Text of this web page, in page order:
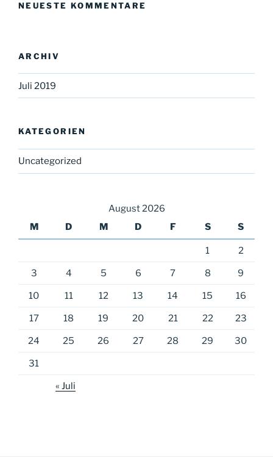
NEUESTE KOMMENTARE
ARCHIV
Juli 2019
KATEGORIEN
Uncategorized
August 2026
M
D M D F S S
1 2
3 4 5 6 7 8 9
10 11 12 13 14 15 16
17 18 19 20 21 22 23
24 25 26 27 28 29 30
31
« Juli